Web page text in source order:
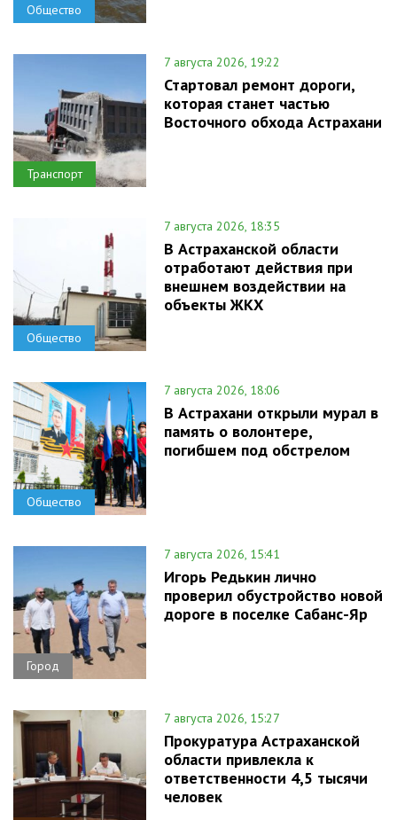
Общество
Транспорт
7 августа 2026, 19:22
Стартовал ремонт дороги,
которая станет частью
Восточного обхода Астрахани
Общество
7 августа 2026, 18:35
В Астраханской области
отработают действия при
внешнем воздействии на
объекты ЖКХ
Общество
7 августа 2026, 18:06
В Астрахани открыли мурал в
память о волонтере,
погибшем под обстрелом
Город
7 августа 2026, 15:41
Игорь Редькин лично
проверил обустройство новой
дороге в поселке Сабанс-Яр
7 августа 2026, 15:27
Прокуратура Астраханской
области привлекла к
ответственности 4,5 тысячи
человек